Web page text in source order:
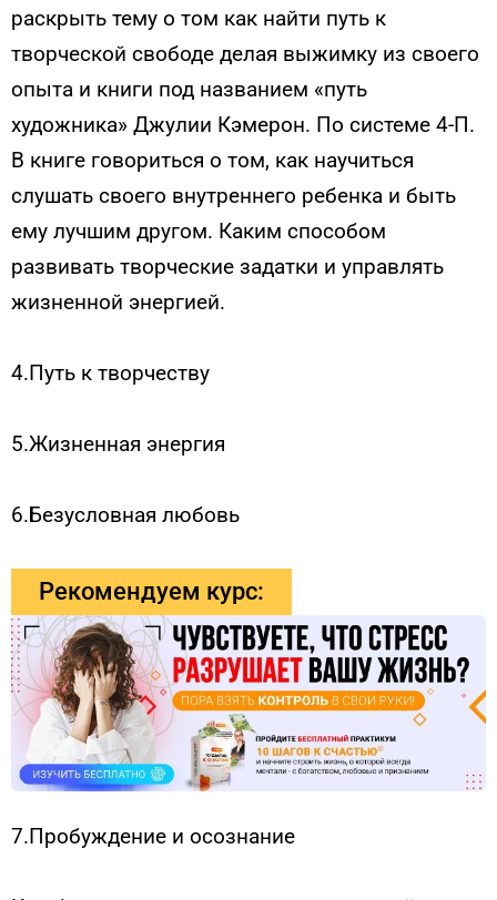
раскрыть тему о том как найти путь к
творческой свободе делая выжимку из своего
опыта и книги под названием «путь
художника» Джулии Кэмерон. По системе 4-П.
В книге говориться о том, как научиться
слушать своего внутреннего ребенка и быть
ему лучшим другом. Каким способом
развивать творческие задатки и управлять
жизненной энергией.
4.Путь к творчеству
5.Жизненная энергия
6.Безусловная любовь
Рекомендуем курс:
7.Пробуждение и осознание